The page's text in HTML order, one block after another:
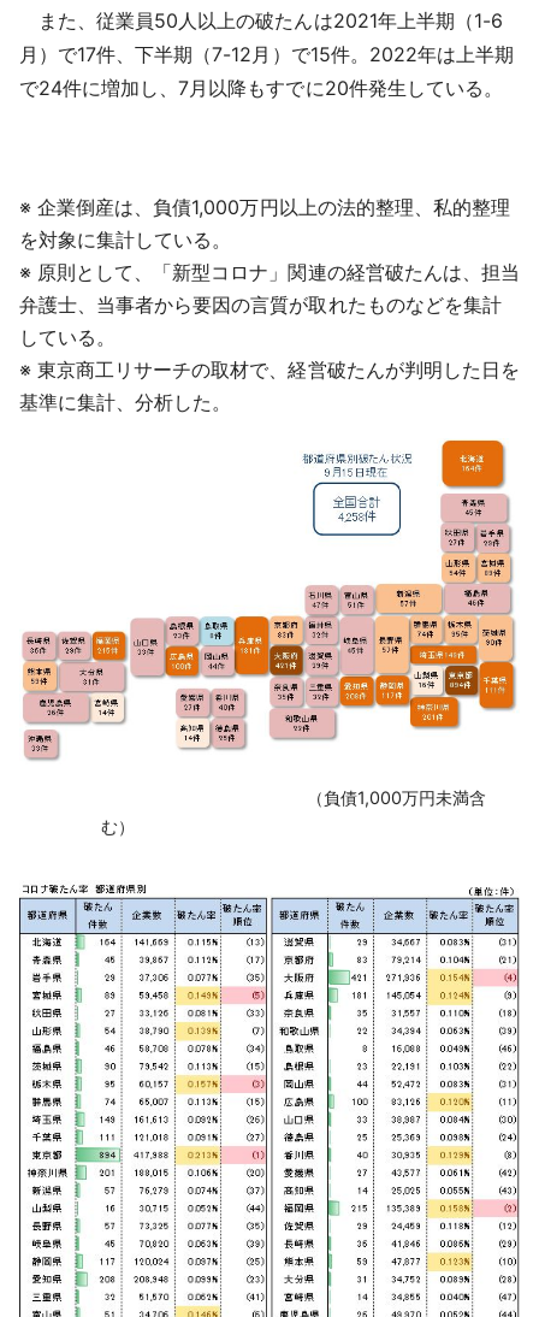
また、従業員50人以上の破たんは2021年上半期（1-6
月）で17件、下半期（7-12月）で15件。2022年は上半期
で24件に増加し、7月以降もすでに20件発生している。
※ 企業倒産は、負債1,000万円以上の法的整理、私的整理
を対象に集計している。
※ 原則として、「新型コロナ」関連の経営破たんは、担当
弁護士、当事者から要因の言質が取れたものなどを集計
している。
※ 東京商工リサーチの取材で、経営破たんが判明した日を
基準に集計、分析した。
‌ （負債1,000万円未満含
む）